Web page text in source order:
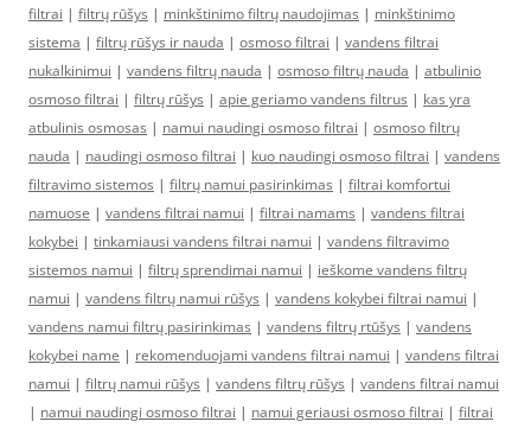
filtrai | filtrų rūšys | minkštinimo filtrų naudojimas | minkštinimo
sistema | filtrų rūšys ir nauda | osmoso filtrai | vandens filtrai
nukalkinimui | vandens filtrų nauda | osmoso filtrų nauda | atbulinio
osmoso filtrai | filtrų rūšys | apie geriamo vandens filtrus | kas yra
atbulinis osmosas | namui naudingi osmoso filtrai | osmoso filtrų
nauda | naudingi osmoso filtrai | kuo naudingi osmoso filtrai | vandens
filtravimo sistemos | filtrų namui pasirinkimas | filtrai komfortui
namuose | vandens filtrai namui | filtrai namams | vandens filtrai
kokybei | tinkamiausi vandens filtrai namui | vandens filtravimo
sistemos namui | filtrų sprendimai namui | ieškome vandens filtrų
namui | vandens filtrų namui rūšys | vandens kokybei filtrai namui |
vandens namui filtrų pasirinkimas | vandens filtrų rtūšys | vandens
kokybei name | rekomenduojami vandens filtrai namui | vandens filtrai
namui | filtrų namui rūšys | vandens filtrų rūšys | vandens filtrai namui
| namui naudingi osmoso filtrai | namui geriausi osmoso filtrai | filtrai